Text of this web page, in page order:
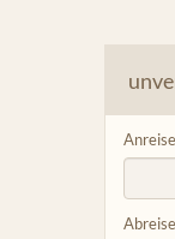
Anreise
Abreise